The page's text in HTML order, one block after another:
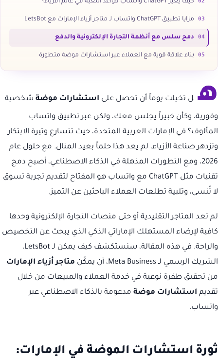
كيف يغير ChatGPT واتساب قواعد اللعبة في عالم الأزياء؟
03 مزايا تطبيق ChatGPT واتساب لـ متاجر أزياء الإمارات مع LetsBot
04 دمج سلس مع أنظمة التجارة الإلكترونية والدفع
05 بناء علاقة قوية مع العملاء عبر استشارات موضة متطورة
ه ل تخيلت يوماً أن تحصل على استشارات موضة شخصية
وفورية، وكأن خبيراً يجلس معك، ولكن عبر تطبيق واتساب
المألوف؟ في الإمارات العربية المتحدة، حيث تتسارع وتيرة الابتكار
وتزدهر صناعة الأزياء، لم يعد هذا حلماً بعيد المنال. مع حلول عام
2026، ومع التطورات المذهلة في الذكاء الاصطناعي، أصبح دمج
تقنيات مثل ChatGPT مع واتساب هو المفتاح لتقديم تجربة تسوق
لا تُنسى، وتلبية تطلعات العملاء الباحثين عن التميز.
لم تعد المتاجر التقليدية أو حتى منصات التجارة الإلكترونية وحدها
كافية لإرضاء المستهلك الإماراتي الذكي الذي يبحث عن التخصيص
والراحة. في هذه المقالة، سنستكشف كيف يمكن لـ LetsBot،
الشريك الرسمي لـ Meta Business، أن يمكّن
متاجر أزياء الإمارات
من تحقيق طفرة نوعية في خدمة العملاء والمبيعات من خلال
تقديم استشارات موضة مدعومة بالذكاء الاصطناعي عبر
واتساب.
ثورة استشارات الموضة في الإمارات: